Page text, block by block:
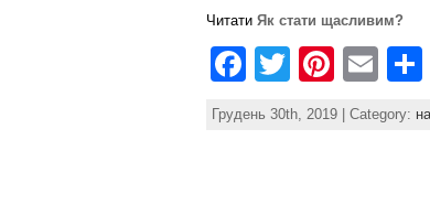
Читати Як стати щасливим?
F
T
w
itt
Pi
nt
er
E
ai
Грудень 30th, 2019 | Category: